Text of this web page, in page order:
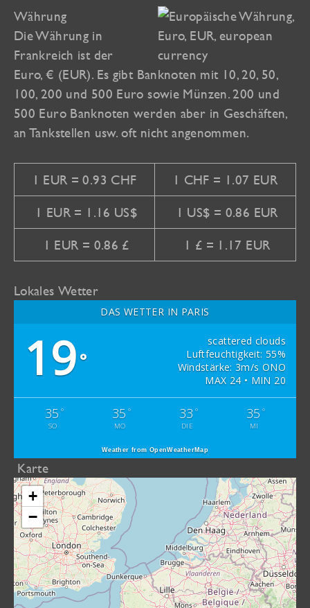
Währung
Die Währung in
Frankreich ist der
Euro, € (EUR). Es gibt Banknoten mit 10, 20, 50,
100, 200 und 500 Euro sowie Münzen. 200 und
500 Euro Banknoten werden aber in Geschäften,
an Tankstellen usw. oft nicht angenommen.
1 EUR = 0.93 CHF 1 CHF = 1.07 EUR
1 EUR = 1.16 US$ 1 US$ = 0.86 EUR
1 EUR = 0.86 £ 1 £ = 1.17 EUR
Lokales Wetter
DAS WETTER IN PARIS
19°
scattered clouds
Luftfeuchtigkeit: 55%
Windstärke: 3m/s ONO
MAX 24 • MIN 20
35 °
SO
35 °
MO
33 °
DIE
35 °
MI
Weather from OpenWeatherMap
Karte
+
−